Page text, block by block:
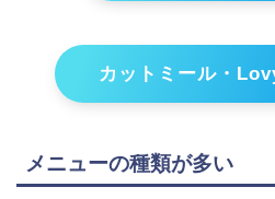
カットミール・
メニューの種類が多い